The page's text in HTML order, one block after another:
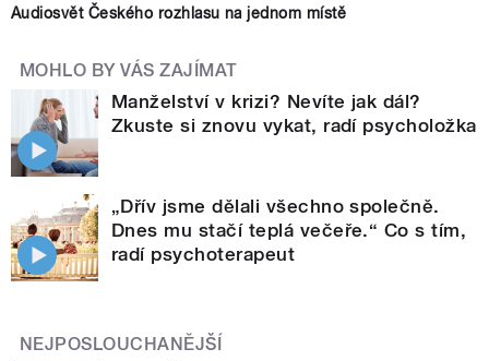
Audiosvět Českého rozhlasu na jednom místě
MOHLO BY VÁS ZAJÍMAT
Manželství v krizi? Nevíte jak dál?
Zkuste si znovu vykat, radí psycholožka
„Dřív jsme dělali všechno společně.
Dnes mu stačí teplá večeře.“ Co s tím,
radí psychoterapeut
NEJPOSLOUCHANĚJŠÍ